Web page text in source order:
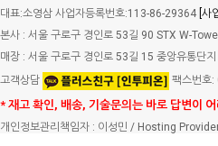
대표:소영삼 사업자등록번호:113-86-29364 [사
본사 : 서울 구로구 경인로 53길 90 STX W-
매장 : 서울 구로구 경인로 53길 15 중앙유통단
고객상담
팩스번호
* 재고 확인, 배송, 기술문의는 바로 답변이
개인정보관리책임자 : 이성민 / Hosting